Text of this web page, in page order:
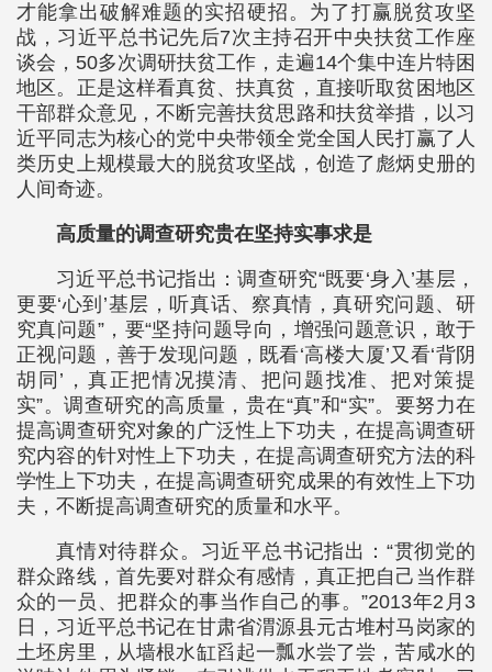
才能拿出破解难题的实招硬招。为了打赢脱贫攻坚
战，习近平总书记先后7次主持召开中央扶贫工作座
谈会，50多次调研扶贫工作，走遍14个集中连片特困
地区。正是这样看真贫、扶真贫，直接听取贫困地区
干部群众意见，不断完善扶贫思路和扶贫举措，以习
近平同志为核心的党中央带领全党全国人民打赢了人
类历史上规模最大的脱贫攻坚战，创造了彪炳史册的
人间奇迹。
高质量的调查研究贵在坚持实事求是
习近平总书记指出：调查研究“既要‘身入’基层，
更要‘心到’基层，听真话、察真情，真研究问题、研
究真问题”，要“坚持问题导向，增强问题意识，敢于
正视问题，善于发现问题，既看‘高楼大厦’又看‘背阴
胡同’，真正把情况摸清、把问题找准、把对策提
实”。调查研究的高质量，贵在“真”和“实”。要努力在
提高调查研究对象的广泛性上下功夫，在提高调查研
究内容的针对性上下功夫，在提高调查研究方法的科
学性上下功夫，在提高调查研究成果的有效性上下功
夫，不断提高调查研究的质量和水平。
真情对待群众。习近平总书记指出：“贯彻党的
群众路线，首先要对群众有感情，真正把自己当作群
众的一员、把群众的事当作自己的事。”2013年2月3
日，习近平总书记在甘肃省渭源县元古堆村马岗家的
土坯房里，从墙根水缸舀起一瓢水尝了尝，苦咸水的